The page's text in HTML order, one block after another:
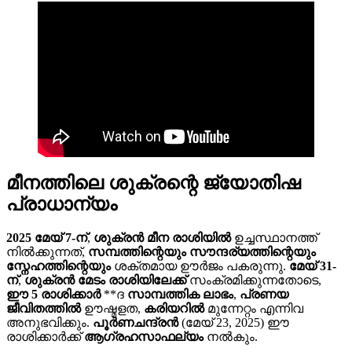
മീനത്തിലെ ശുക്രന്റെ ജ്യോതിഷ
പ്രാധാന്യം
2025 മേയ് 7-ന്, ശുക്രൻ മീന രാശിയിൽഉച്ചസ്ഥാനത്ത്
നിൽക്കുന്നത്, സമ്പത്തിന്റെയും സൗന്ദര്യത്തിന്റെയും
സ്നേഹത്തിന്റെയുംശക്തമായ ഊർജം പകരുന്നു. മേയ് 31-
ന്, ശുക്രൻ മേടം രാശിയിലേക്ക്സംക്രമിക്കുന്നതോടെ,
ഈ 5 രാശിക്കാർ**ദ സാമ്പത്തിക ലാഭം, പ്രണയ
ജീവിതത്തിൽഊഷ്മളത, കരിയറിൽമുന്നേറ്റം എന്നിവ
അനുഭവിക്കും. പൂർണചന്ദ്രൻ(മേയ് 23, 2025) ഈ
രാശിക്കാർക്ക്ആഗ്രഹസാഫല്യംനൽകും.